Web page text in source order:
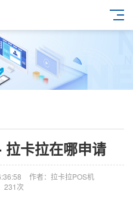
拉卡拉在哪申请
作者：拉卡拉POS机
231次